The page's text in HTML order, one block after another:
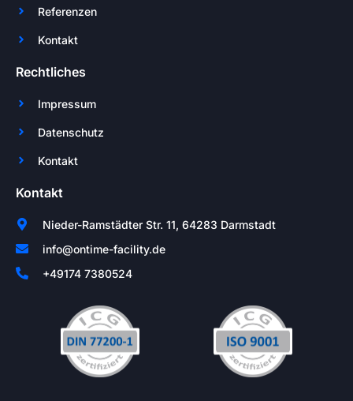
Referenzen
Kontakt
Rechtliches
Impressum
Datenschutz
Kontakt
Kontakt
Nieder-Ramstädter Str. 11, 64283 Darmstadt
info@ontime-facility.de
+49174 7380524